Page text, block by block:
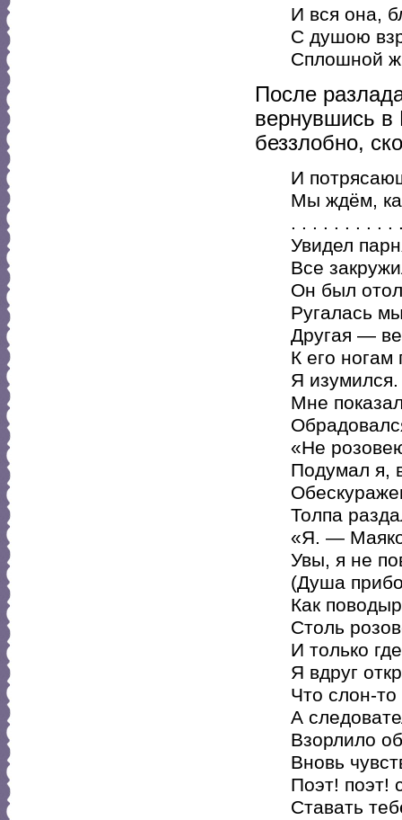
И вся она,
С душою
Сплошной
После
вернувшись в
беззлобно,
И
Мы ждём,
. . . . . . . . . .
Увидел
Все
Он был
Ругалась
Другая —
К его ногам
Я изумился.
Мне
«Не
Подумал я,
Толпа
«Я. —
Увы, я не
(Душа
Как
Столь
И только
Я вдруг
Что слон-
А
Взорлило
Вновь
Поэт! поэт!
Ставать